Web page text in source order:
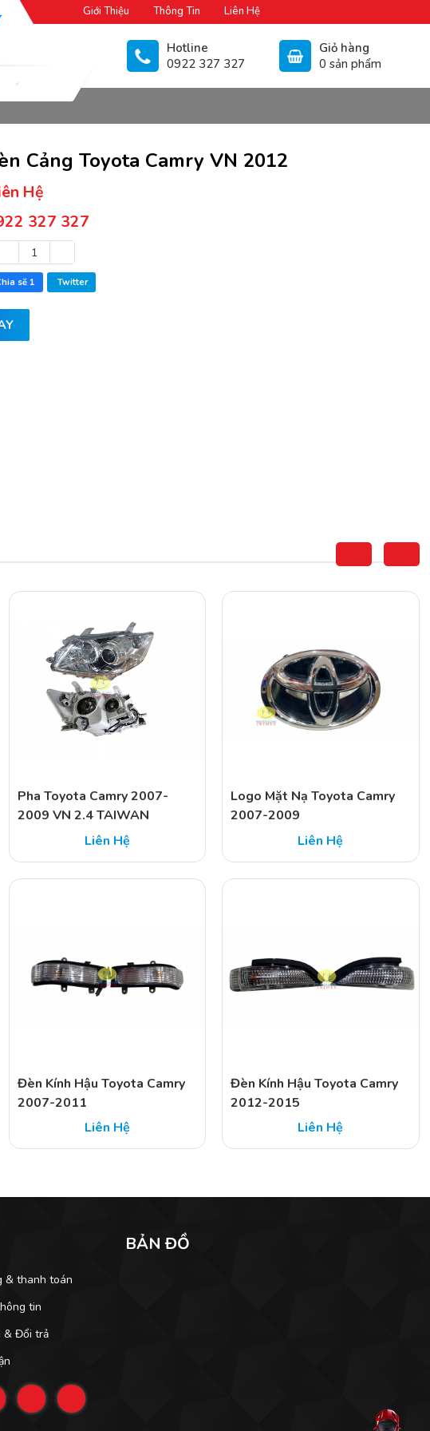
Giới Thiệu Thông Tin Liên Hệ
Hotline
0922 327 327
Giỏ hàng
0 sản phẩm
Cảng Toyota Camry VN 2012
Hệ
327 327
sẽ 1 Twitter
Pha Toyota Camry 2007-
2009 VN 2.4 TAIWAN
Liên Hệ
Logo Mặt Nạ Toyota Camry
2007-2009
Liên Hệ
Đèn Kính Hậu Toyota Camry
2007-2011
Liên Hệ
Đèn Kính Hậu Toyota Camry
2012-2015
Liên Hệ
& thanh toán
tin
& Đổi trả
BẢN ĐỒ